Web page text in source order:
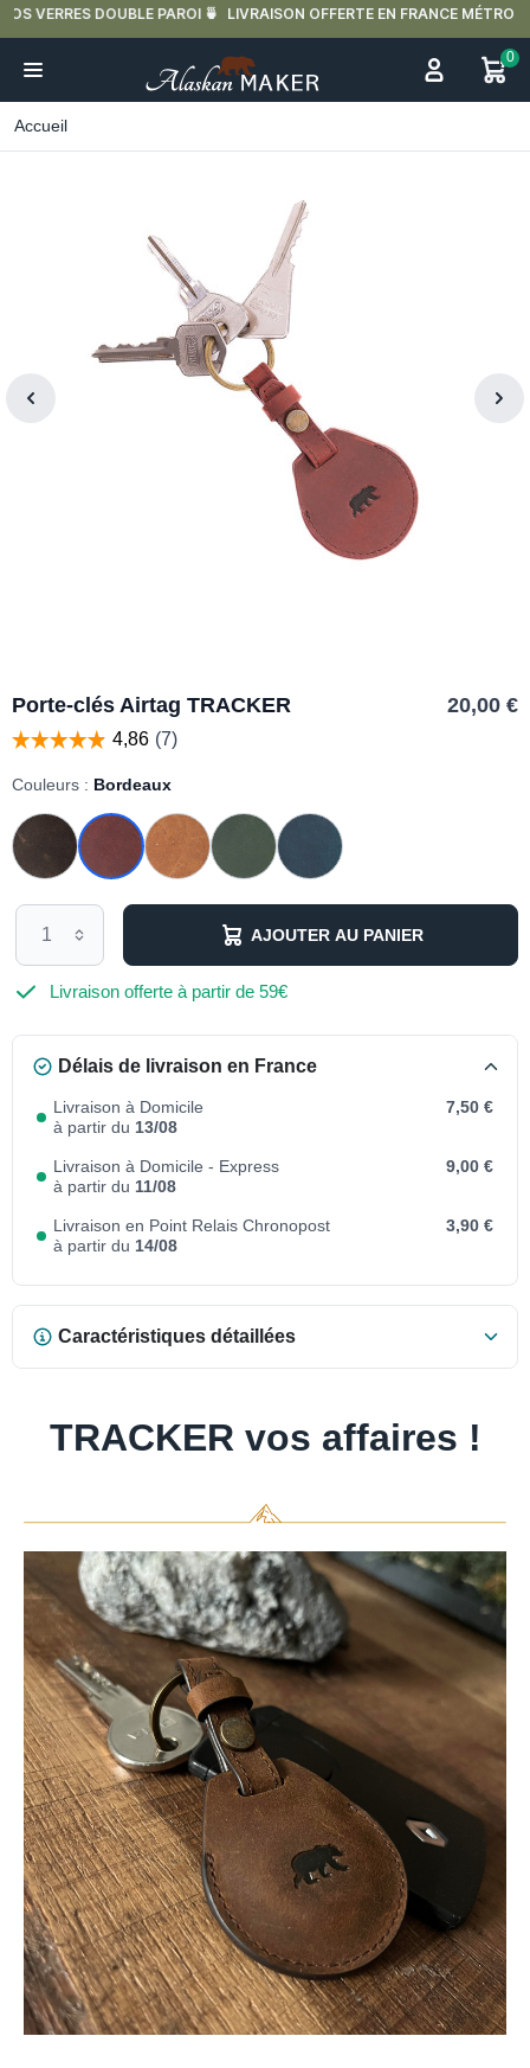
LIVRAISON OFFERTE EN FRANCE MÉTROPOLITAINE DÈS 59€ D'ACHAT.
0
Accueil
Porte-clés Airtag TRACKER 20,00 €
Couleurs : Bordeaux
AJOUTER AU PANIER
Livraison offerte à partir de 59€
Délais de livraison en France
Livraison à Domicile
à partir du 13/08
7,50 €
Livraison à Domicile - Express
à partir du 11/08
9,00 €
Livraison en Point Relais Chronopost
à partir du 14/08
3,90 €
Caractéristiques détaillées
TRACKER vos affaires !